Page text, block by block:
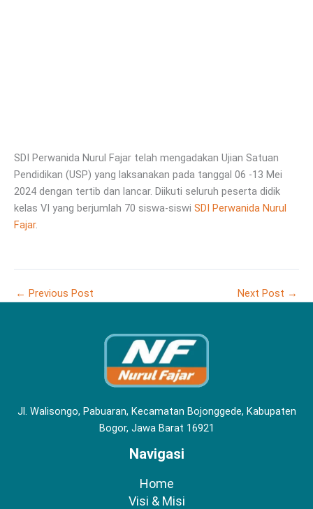
SDI Perwanida Nurul Fajar telah mengadakan Ujian Satuan
Pendidikan (USP) yang laksanakan pada tanggal 06 -13 Mei
2024 dengan tertib dan lancar. Diikuti seluruh peserta didik
kelas VI yang berjumlah 70 siswa-siswi SDI Perwanida Nurul
Fajar.
← Previous Post Next Post →
Jl. Walisongo, Pabuaran, Kecamatan Bojonggede, Kabupaten
Bogor, Jawa Barat 16921
Navigasi
Home
Visi & Misi